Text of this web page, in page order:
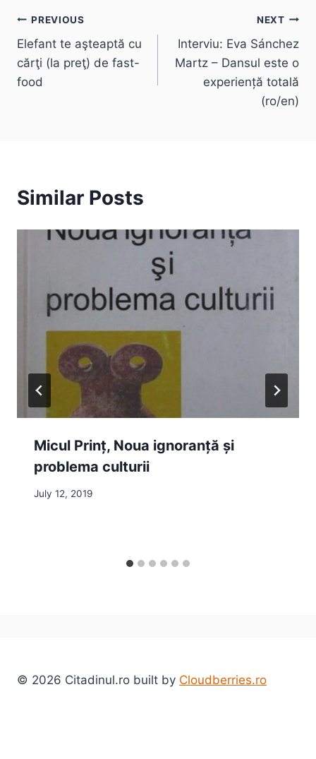
Post
navigation
PREVIOUS
Elefant te aşteaptă cu
cărţi (la preţ) de fast-
food
NEXT
Interviu: Eva Sánchez
Martz – Dansul este o
experiență totală
(ro/en)
Similar Posts
Micul Prinț, Noua ignoranță și
problema culturii
July 12, 2019
© 2026 Citadinul.ro built by Cloudberries.ro